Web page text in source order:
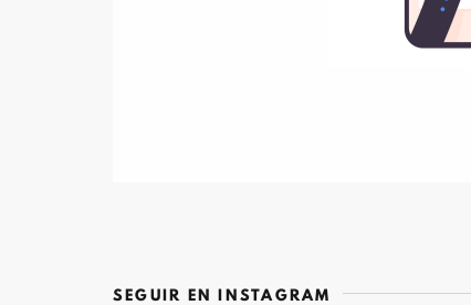
SEGUIR EN INSTAGRAM